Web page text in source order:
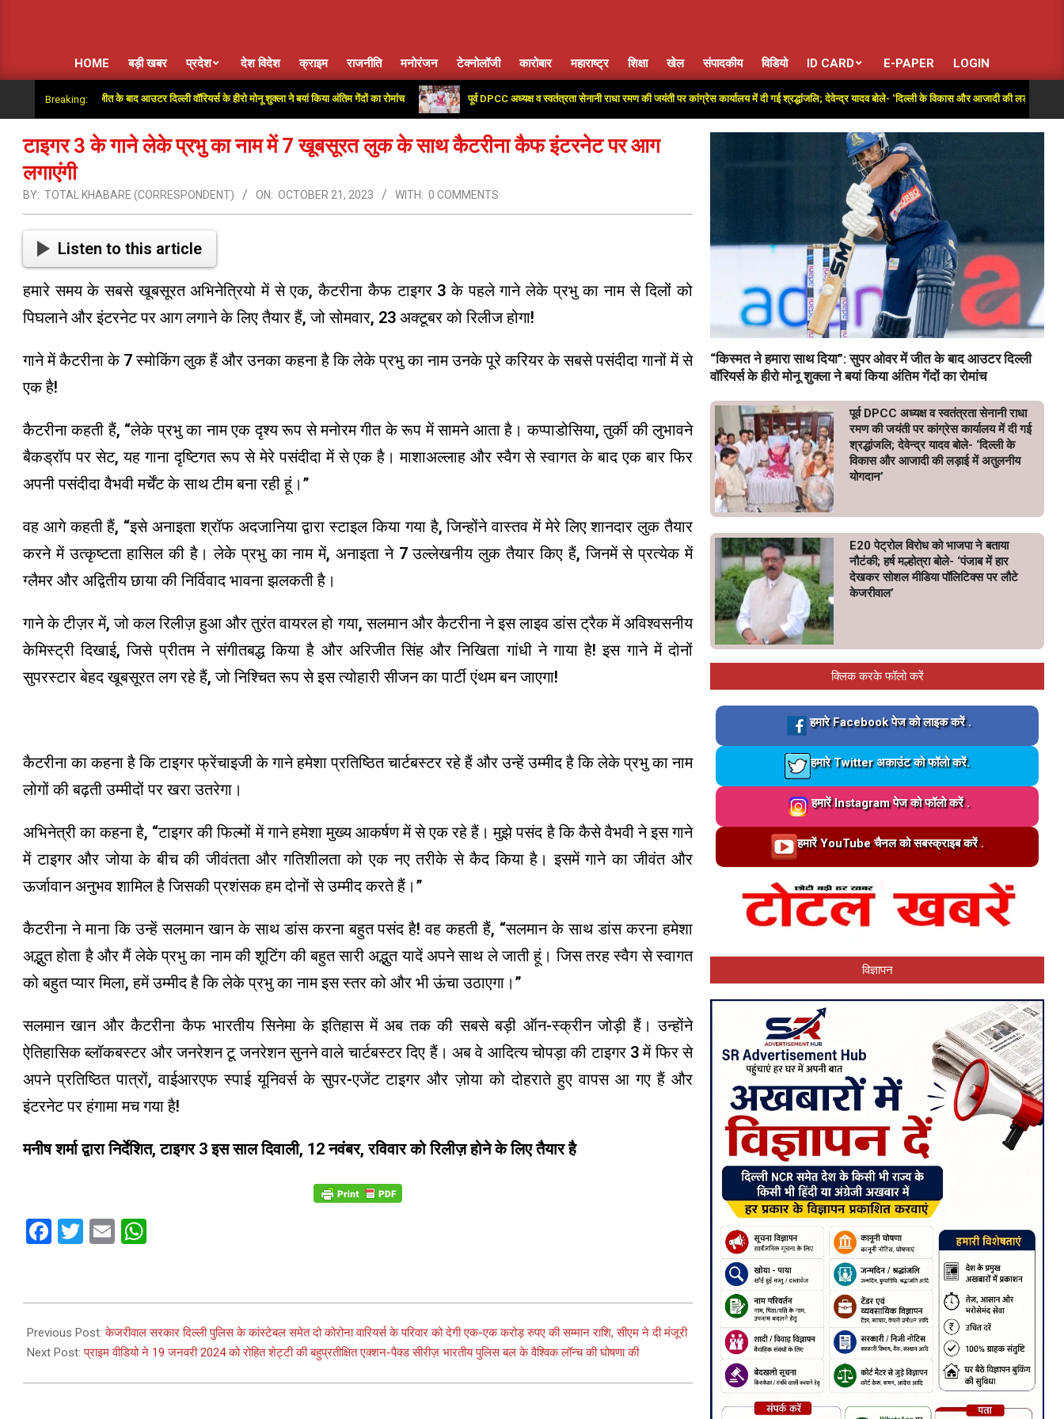
Primary
Navigation
HOME बड़ी खबर प्रदेश देश विदेश क्राइम राजनीति मनोरंजन टेक्नोलॉजी कारोबार महाराष्ट्र शिक्षा खेल संपादकीय विडियो ID CARD E-PAPER LOGIN
Breaking:
सुपर ओवर में जीत के बाद आउटर दिल्ली वॉरियर्स के हीरो मोनू शुक्ला ने बयां किया अंतिम गेंदों का रोमांच पूर्व DPCC अध्यक्ष व स्वतंत्रता सेनानी राधा रमण की जयंती पर कांग्रेस कार्यालय में दी गई श्रद्धांजलि; देवेन्द्र यादव बोले- ‘दिल्ली के विकास और आजादी की लड़ाई में अतुलनीय
टाइगर 3 के गाने लेके प्रभु का नाम में 7 खूबसूरत लुक के साथ कैटरीना कैफ इंटरनेट पर आग
लगाएंगी
BY: TOTAL KHABARE (CORRESPONDENT) ON: OCTOBER 21, 2023 WITH: 0 COMMENTS
Listen to this article
हमारे समय के सबसे खूबसूरत अभिनेत्रियो में से एक, कैटरीना कैफ टाइगर 3 के पहले गाने लेके प्रभु का नाम से दिलों को
पिघलाने और इंटरनेट पर आग लगाने के लिए तैयार हैं, जो सोमवार, 23 अक्टूबर को रिलीज होगा!
गाने में कैटरीना के 7 स्मोकिंग लुक हैं और उनका कहना है कि लेके प्रभु का नाम उनके पूरे करियर के सबसे पसंदीदा गानों में से
एक है!
कैटरीना कहती हैं, “लेके प्रभु का नाम एक दृश्य रूप से मनोरम गीत के रूप में सामने आता है। कप्पाडोसिया, तुर्की की लुभावने
बैकड्रॉप पर सेट, यह गाना दृष्टिगत रूप से मेरे पसंदीदा में से एक है। माशाअल्लाह और स्वैग से स्वागत के बाद एक बार फिर
अपनी पसंदीदा वैभवी मर्चेंट के साथ टीम बना रही हूं।”
वह आगे कहती हैं, “इसे अनाइता श्रॉफ अदजानिया द्वारा स्टाइल किया गया है, जिन्होंने वास्तव में मेरे लिए शानदार लुक तैयार
करने में उत्कृष्टता हासिल की है। लेके प्रभु का नाम में, अनाइता ने 7 उल्लेखनीय लुक तैयार किए हैं, जिनमें से प्रत्येक में
ग्लैमर और अद्वितीय छाया की निर्विवाद भावना झलकती है।
गाने के टीज़र में, जो कल रिलीज़ हुआ और तुरंत वायरल हो गया, सलमान और कैटरीना ने इस लाइव डांस ट्रैक में अविश्वसनीय
केमिस्ट्री दिखाई, जिसे प्रीतम ने संगीतबद्ध किया है और अरिजीत सिंह और निखिता गांधी ने गाया है! इस गाने में दोनों
सुपरस्टार बेहद खूबसूरत लग रहे हैं, जो निश्चित रूप से इस त्योहारी सीजन का पार्टी एंथम बन जाएगा!
कैटरीना का कहना है कि टाइगर फ्रेंचाइजी के गाने हमेशा प्रतिष्ठित चार्टबस्टर रहे हैं और उन्हें उम्मीद है कि लेके प्रभु का नाम
लोगों की बढ़ती उम्मीदों पर खरा उतरेगा।
अभिनेत्री का कहना है, “टाइगर की फिल्मों में गाने हमेशा मुख्य आकर्षण में से एक रहे हैं। मुझे पसंद है कि कैसे वैभवी ने इस गाने
में टाइगर और जोया के बीच की जीवंतता और गतिशीलता को एक नए तरीके से कैद किया है। इसमें गाने का जीवंत और
ऊर्जावान अनुभव शामिल है जिसकी प्रशंसक हम दोनों से उम्मीद करते हैं।”
कैटरीना ने माना कि उन्हें सलमान खान के साथ डांस करना बहुत पसंद है! वह कहती हैं, “सलमान के साथ डांस करना हमेशा
अद्भुत होता है और मैं लेके प्रभु का नाम की शूटिंग की बहुत सारी अद्भुत यादें अपने साथ ले जाती हूं। जिस तरह स्वैग से स्वागत
को बहुत प्यार मिला, हमें उम्मीद है कि लेके प्रभु का नाम इस स्तर को और भी ऊंचा उठाएगा।”
सलमान खान और कैटरीना कैफ भारतीय सिनेमा के इतिहास में अब तक की सबसे बड़ी ऑन-स्क्रीन जोड़ी हैं। उन्होंने
ऐतिहासिक ब्लॉकबस्टर और जनरेशन टू जनरेशन सुनने वाले चार्टबस्टर दिए हैं। अब वे आदित्य चोपड़ा की टाइगर 3 में फिर से
अपने प्रतिष्ठित पात्रों, वाईआरएफ स्पाई यूनिवर्स के सुपर-एजेंट टाइगर और ज़ोया को दोहराते हुए वापस आ गए हैं और
इंटरनेट पर हंगामा मच गया है!
मनीष शर्मा द्वारा निर्देशित, टाइगर 3 इस साल दिवाली, 12 नवंबर, रविवार को रिलीज़ होने के लिए तैयार है
Facebook
Twitter
Email
10-
21
Previous Post:केजरीवाल सरकार दिल्ली पुलिस के कांस्टेबल समेत दो कोरोना वारियर्स के परिवार को देगी एक-एक करोड़ रुपए की सम्मान राशि, सीएम ने दी मंजूरी
Next Post:प्राइम वीडियो ने 19 जनवरी 2024 को रोहित शेट्टी की बहुप्रतीक्षित एक्शन-पैक्ड सीरीज़ भारतीय पुलिस बल के वैश्विक लॉन्च की घोषणा की
“किस्मत ने हमारा साथ दिया”: सुपर ओवर में जीत के बाद आउटर दिल्ली
वॉरियर्स के हीरो मोनू शुक्ला ने बयां किया अंतिम गेंदों का रोमांच
पूर्व DPCC अध्यक्ष व स्वतंत्रता सेनानी राधा
रमण की जयंती पर कांग्रेस कार्यालय में दी गई
श्रद्धांजलि; देवेन्द्र यादव बोले- ‘दिल्ली के
विकास और आजादी की लड़ाई में अतुलनीय
योगदान’
E20 पेट्रोल विरोध को भाजपा ने बताया
नौटंकी; हर्ष मल्होत्रा बोले- ‘पंजाब में हार
देखकर सोशल मीडिया पॉलिटिक्स पर लौटे
केजरीवाल’
क्लिक करके फॉलो करें
Loading…
हमारे Facebook पेज को लाइक करें .
Loading…
हमारे Twitter अकाउंट को फॉलो करें.
Loading…
हमारें Instagram पेज को फॉलो करें .
Loading…हमारें YouTube चैनल को सबस्क्राइब करें .
विज्ञापन